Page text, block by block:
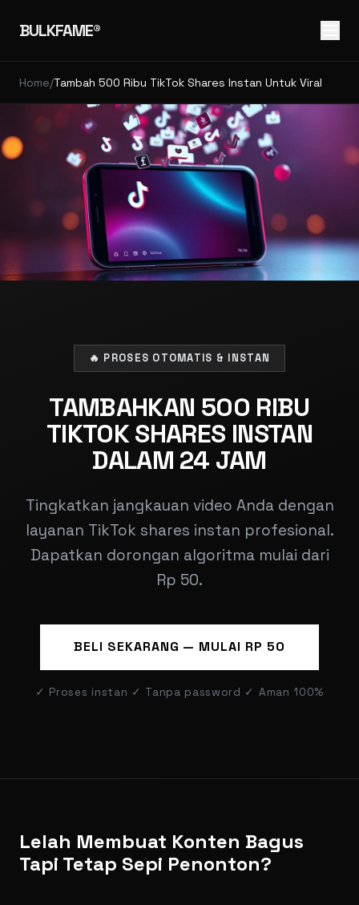
BULKFAME®
Home/Tambah 500 Ribu TikTok Shares Instan Untuk Viral
🔥 PROSES OTOMATIS & INSTAN
TAMBAHKAN 500 RIBU
TIKTOK SHARES INSTAN
DALAM 24 JAM
Tingkatkan jangkauan video Anda dengan
layanan TikTok shares instan profesional.
Dapatkan dorongan algoritma mulai dari
Rp 50.
BELI SEKARANG — MULAI RP 50
✓ Proses instan ✓ Tanpa password ✓ Aman 100%
Lelah Membuat Konten Bagus
Tapi Tetap Sepi Penonton?